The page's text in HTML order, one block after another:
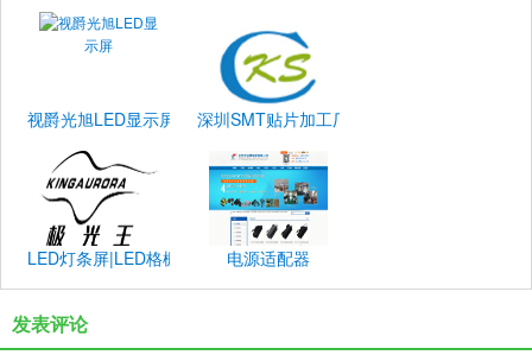
视爵光旭LED显示屏 深圳SMT贴片加工厂_PCBA加工_电子产品
LED灯条屏|LED格栅屏|全彩LED显示屏|室内LED显示屏|户外LED
电源适配器
发表评论